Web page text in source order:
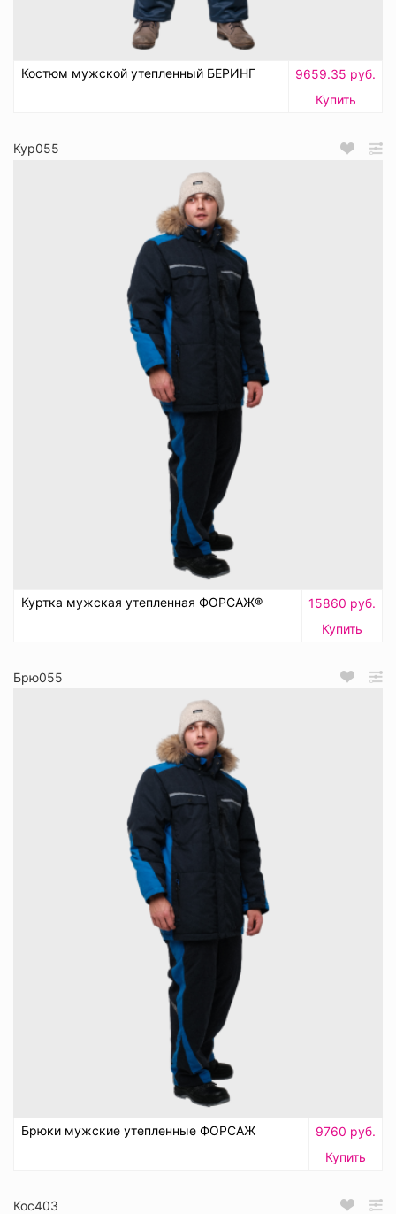
Костюм мужской утепленный БЕРИНГ
9659.35 руб.
Купить
Кур055
Куртка мужская утепленная ФОРСАЖ®
15860 руб.
Купить
Брю055
Брюки мужские утепленные ФОРСАЖ
9760 руб.
Купить
Кос403